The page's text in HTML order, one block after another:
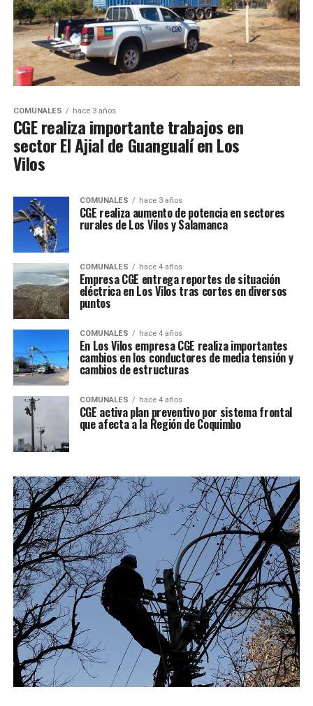
COMUNALES hace 3 años
CGE realiza importante trabajos en
sector El Ajial de Guangualí en Los
Vilos
COMUNALES hace 3 años
CGE realiza aumento de potencia en sectores
rurales de Los Vilos y Salamanca
COMUNALES hace 4 años
Empresa CGE entrega reportes de situación
eléctrica en Los Vilos tras cortes en diversos
puntos
COMUNALES hace 4 años
En Los Vilos empresa CGE realiza importantes
cambios en los conductores de media tensión y
cambios de estructuras
COMUNALES hace 4 años
CGE activa plan preventivo por sistema frontal
que afecta a la Región de Coquimbo